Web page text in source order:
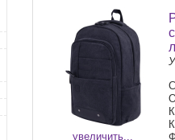
увеличить...